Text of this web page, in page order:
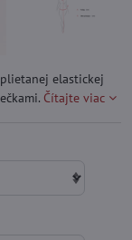
elastickej
Čítajte viac